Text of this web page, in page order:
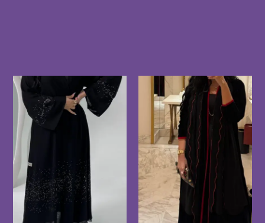
منتجات ذات صلة